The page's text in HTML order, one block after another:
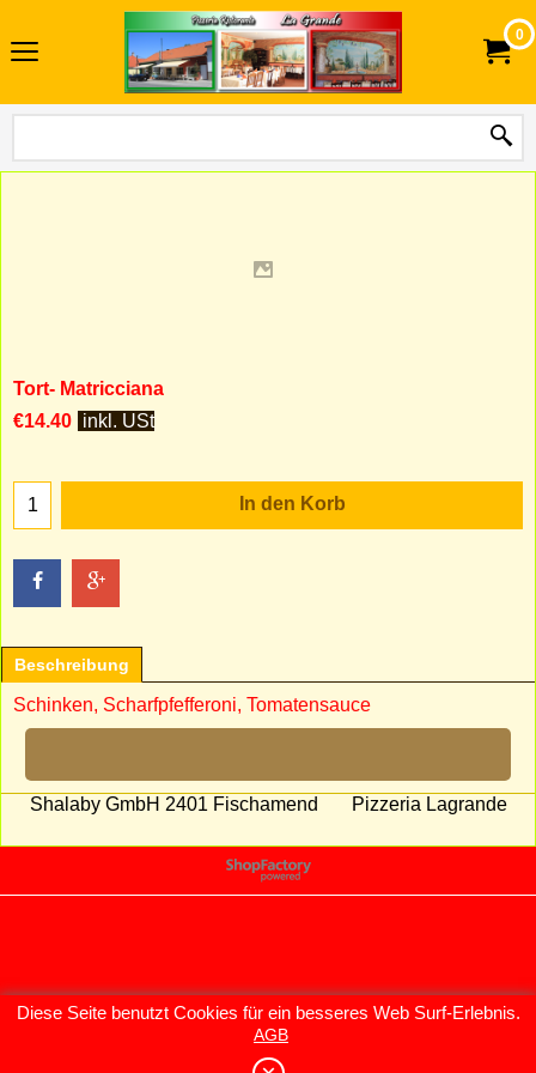
0
Tort- Matricciana
€14.40 inkl. USt
In den Korb
Beschreibung
Schinken, Scharfpfefferoni, Tomatensauce
Shalaby GmbH 2401 Fischamend Pizzeria Lagrande
WebShop erstellt mit
ShopFactory Shop
Diese Seite benutzt Cookies für ein besseres Web Surf-Erlebnis.
AGB